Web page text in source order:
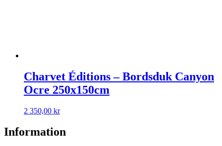
Charvet Éditions – Bordsduk Canyon
Ocre 250x150cm
2 350,00 kr
Information